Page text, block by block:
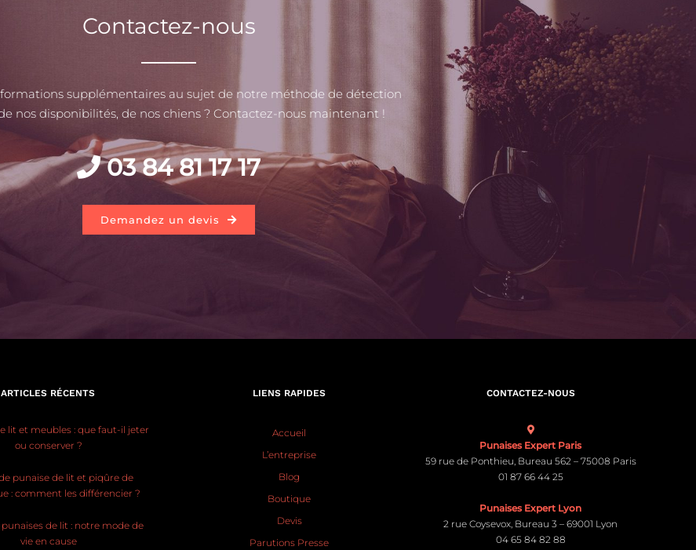
Contactez-nous
supplémentaires au sujet de notre méthode de détection
nos disponibilités, de nos chiens ? Contactez-nous maintenant !
03 84 81 17 17
Demandez un devis
ARTICLES RÉCENTS
lit et meubles : que faut-il jeter
ou conserver ?
punaise de lit et piqûre de
: comment les différencier ?
punaises de lit : notre mode de
vie en cause
LIENS RAPIDES
Accueil
L’entreprise
Blog
Boutique
Devis
Parutions Presse
CONTACTEZ-NOUS
Punaises Expert Paris
59 rue de Ponthieu, Bureau 562 – 75008 Paris
01 87 66 44 25
Punaises Expert Lyon
2 rue Coysevox, Bureau 3 – 69001 Lyon
04 65 84 82 88